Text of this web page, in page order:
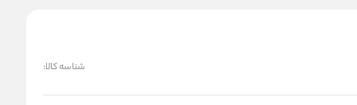
شناسه کالا: